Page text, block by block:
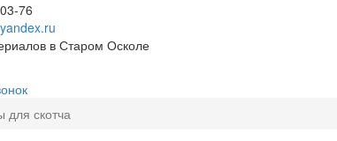
76
в Старом Осколе
для скотча